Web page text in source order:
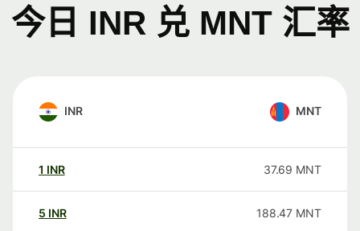
今日 INR 兑 MNT 汇率
INR MNT
1 INR 37.69 MNT
5 INR 188.47 MNT